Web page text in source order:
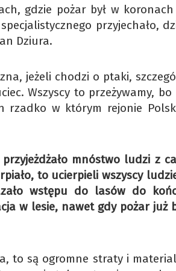
gdzie pożar był w
przyjechało,
Dziura.
jeżeli chodzi o ptaki,
Wszyscy to przeżywamy,
rzadko w którym rejonie
mnóstwo ludzi z
to ucierpieli wszyscy
wstępu do lasów do
w lesie, nawet gdy pożar już
to są ogromne straty i